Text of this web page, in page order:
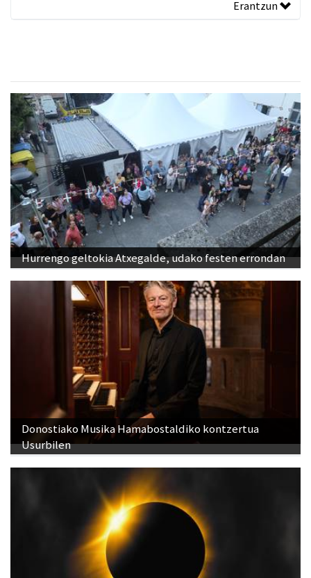
Erantzun
Hurrengo geltokia Atxegalde, udako festen errondan
Donostiako Musika Hamabostaldiko kontzertua
Usurbilen